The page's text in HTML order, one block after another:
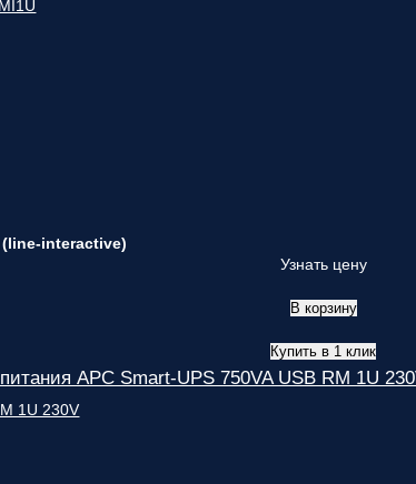
interactive)
Узнать цену
В корзину
Купить в 1 клик
APC Smart-UPS 750VA USB RM 1U